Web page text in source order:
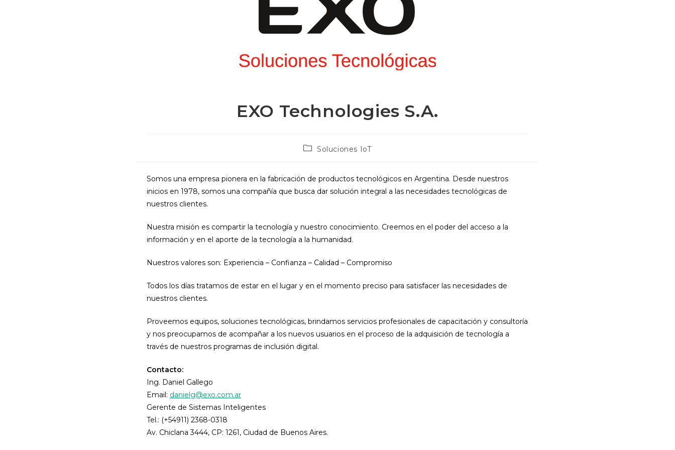
EXO Technologies S.A.
Categoría
entrada:
Soluciones IoT
Somos una empresa pionera en la fabricación de productos tecnológicos en Argentina. Desde nuestros
inicios en 1978, somos una compañía que busca dar solución integral a las necesidades tecnológicas de
nuestros clientes.
Nuestra misión es compartir la tecnología y nuestro conocimiento. Creemos en el poder del acceso a la
información y en el aporte de la tecnología a la humanidad.
Nuestros valores son: Experiencia – Confianza – Calidad – Compromiso
Todos los días tratamos de estar en el lugar y en el momento preciso para satisfacer las necesidades de
nuestros clientes.
Proveemos equipos, soluciones tecnológicas, brindamos servicios profesionales de capacitación y consultoría
y nos preocupamos de acompañar a los nuevos usuarios en el proceso de la adquisición de tecnología a
través de nuestros programas de inclusión digital.
Contacto:
Ing. Daniel Gallego
Email: danielg@exo.com.ar
Gerente de Sistemas Inteligentes
Tel.: (+54911) 2368-0318
Av. Chiclana 3444, CP: 1261, Ciudad de Buenos Aires.